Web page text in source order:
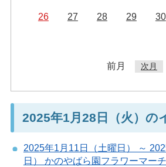
26 27 28 29 30
前月 次月
2025年1月28日（火）の
2025年1月11日（土曜日） ～
日） かのやばら園フラワーマー